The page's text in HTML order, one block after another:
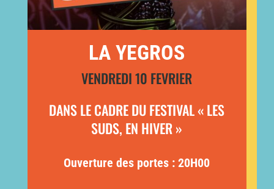
LA YEGROS
VENDREDI 10 FEVRIER
DANS LE CADRE DU FESTIVAL « LES
SUDS, EN HIVER »
Ouverture des portes : 20H00